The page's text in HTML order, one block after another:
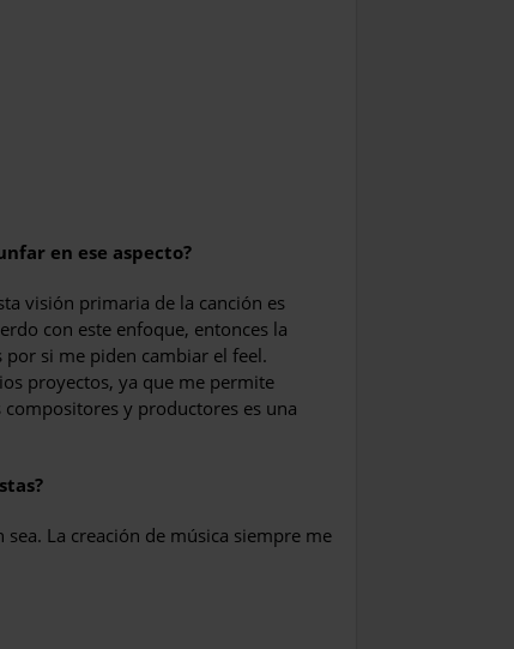
en ese aspecto?
visión primaria de la canción es
con este enfoque, entonces la
si me piden cambiar el feel.
proyectos, ya que me permite
y productores es una
La creación de música siempre me